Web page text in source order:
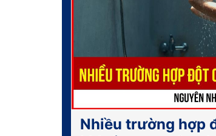
Nhiều trường hợp